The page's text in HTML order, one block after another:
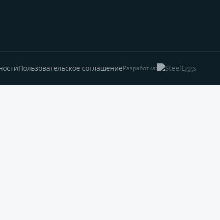
Пользовательское соглашениеРазработка: